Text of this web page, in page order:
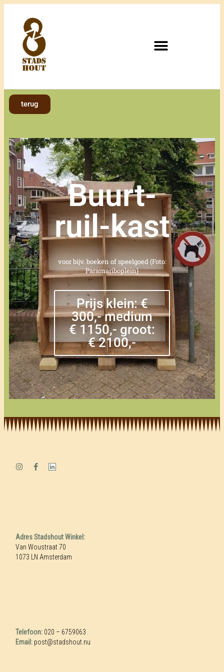
terug
Buurt-
ruil-kast
voor bijv. boeken of speelgoed (Foto:
Paramariboplein)
Prijs klein: €
300,- medium
€ 1150,- groot:
€ 2100,-
Telefoon: 020 – 6759063
Email: post@stadshout.nu
Adres Stadshout Winkel:
Van Woustraat 70
1073 LN Amsterdam